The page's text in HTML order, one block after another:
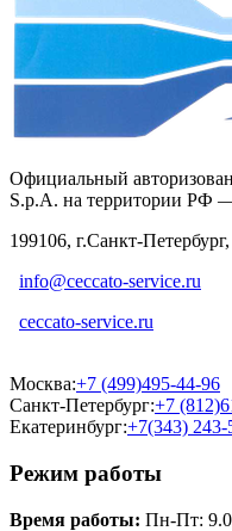
Официальный
S.p.A. на территории
199106, г.Санкт-
info@ceccato-service.ru
ceccato-service.ru
Москва:+7 (499)495-44-96
Санкт-Петербург:+7
Екатеринбург:+7(343) 243-
Режим работы
Время работы: Пн-Пт: